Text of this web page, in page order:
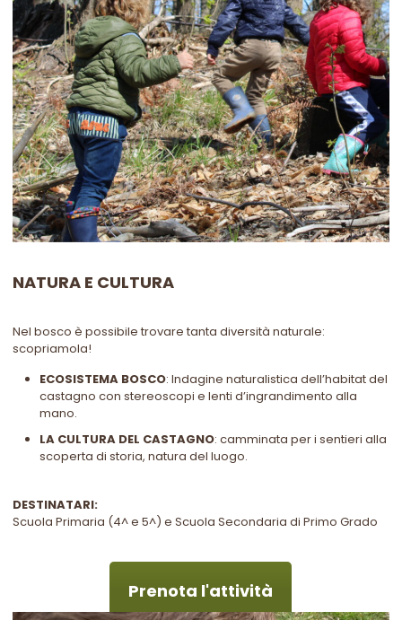
NATURA E CULTURA
Nel bosco è possibile trovare tanta diversità naturale:
scopriamola!
ECOSISTEMA BOSCO: Indagine naturalistica dell’habitat del
castagno con stereoscopi e lenti d’ingrandimento alla
mano.
LA CULTURA DEL CASTAGNO: camminata per i sentieri alla
scoperta di storia, natura del luogo.
DESTINATARI:
Scuola Primaria (4^ e 5^) e Scuola Secondaria di Primo Grado
Prenota l'attività